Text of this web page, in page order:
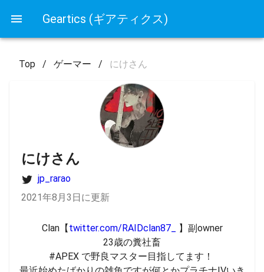
Geartics (ギアティクス)
Top / ゲーマー / にけさん
にけさん
jp_rarao
2021年8月3日に更新
Clan【twitter.com/RAIDclan87_
】副owner
23歳の糞社畜
#APEX で野良マスター目指してます！